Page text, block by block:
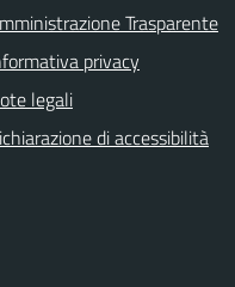
Trasparente
privacy
legali
di accessibilità